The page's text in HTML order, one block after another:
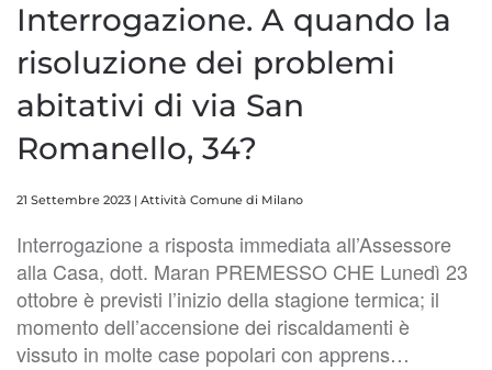
Interrogazione. A quando la
risoluzione dei problemi
abitativi di via San
Romanello, 34?
21 Settembre 2023 | Attività Comune di Milano
Interrogazione a risposta immediata all’Assessore
alla Casa, dott. Maran PREMESSO CHE Lunedì 23
ottobre è previsti l’inizio della stagione termica; il
momento dell’accensione dei riscaldamenti è
vissuto in molte case popolari con apprens…